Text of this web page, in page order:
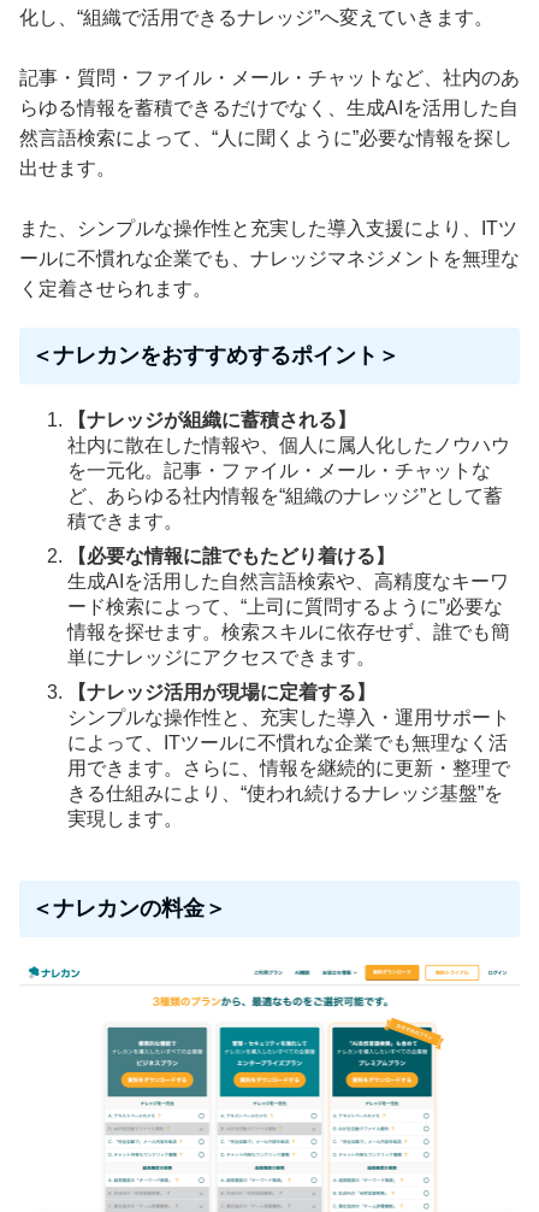
化し、“組織で活用できるナレッジ”へ変えていきます。
記事・質問・ファイル・メール・チャットなど、社内のあ
らゆる情報を蓄積できるだけでなく、生成AIを活用した自
然言語検索によって、“人に聞くように”必要な情報を探し
出せます。
また、シンプルな操作性と充実した導入支援により、ITツ
ールに不慣れな企業でも、ナレッジマネジメントを無理な
く定着させられます。
＜ナレカンをおすすめするポイント＞
【ナレッジが組織に蓄積される】
社内に散在した情報や、個人に属人化したノウハウ
を一元化。記事・ファイル・メール・チャットな
ど、あらゆる社内情報を“組織のナレッジ”として蓄
積できます。
【必要な情報に誰でもたどり着ける】
生成AIを活用した自然言語検索や、高精度なキーワ
ード検索によって、“上司に質問するように”必要な
情報を探せます。検索スキルに依存せず、誰でも簡
単にナレッジにアクセスできます。
【ナレッジ活用が現場に定着する】
シンプルな操作性と、充実した導入・運用サポート
によって、ITツールに不慣れな企業でも無理なく活
用できます。さらに、情報を継続的に更新・整理で
きる仕組みにより、“使われ続けるナレッジ基盤”を
実現します。
＜ナレカンの料金＞